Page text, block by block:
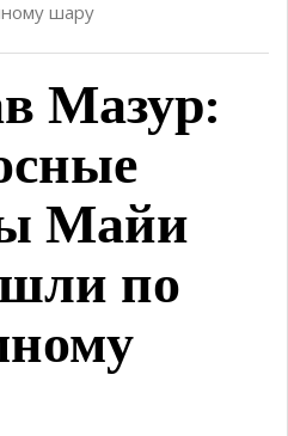
шару
Мазур:
Майи
по